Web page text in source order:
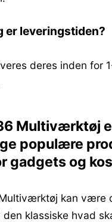
er leveringstiden?
deres inden for
Multiværktøj
populære
gadgets og
kan være
den klassiske hvad